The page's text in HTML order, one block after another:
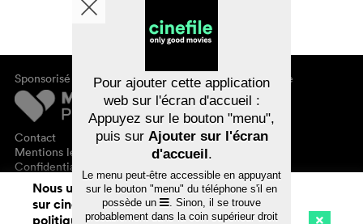
Sponsorisé par
Contact
Mentions légales
Confidentialité des données
À propos de cinefile
S'inscrire/s'abonner
Newsletter
FAQ
Bons-cadeaux
Nous utilisons des cookies. En naviguant
sur cinefile.ch, vous acceptez notre
politique d'utilisation des cookies. Pour
Pour ajouter cette application
web sur l'écran d'accueil :
Appuyez sur le bouton "menu",
puis sur Ajouter sur l'écran
d'accueil.
Le menu peut-être accessible en appuyant
sur le bouton "menu" du téléphone s'il en
possède un
. Sinon, il se trouve
probablement dans la coin supérieur droit